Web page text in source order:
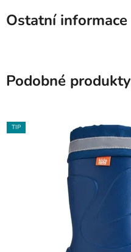
Ostatní informace
Podobné produkty
TIP